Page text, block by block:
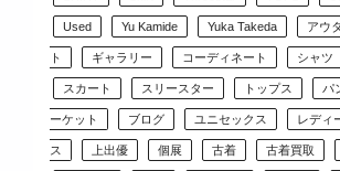
Used Yu Kamide Yuka Takeda アウ
ト ギャラリー コーディネート シャツ
スカート スリースター トップス パ
ーケット ブログ ユニセックス レディ
ス 上出優 個展 古着 古着買取